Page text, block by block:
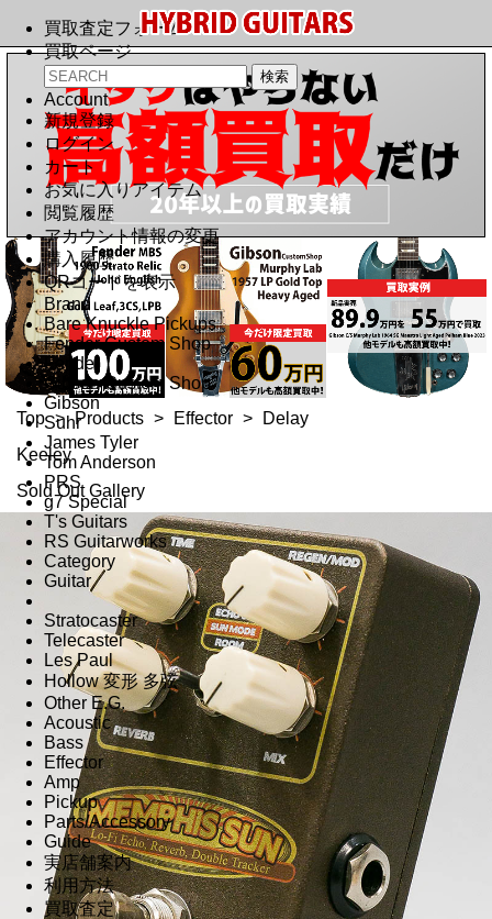
買取査定フォーム
買取ページ
Account
新規登録
ログイン
カート
お気に入りアイテム
閲覧履歴
アカウント情報の変更
購入履歴
QRコードを表示
Brand
Bare Knuckle Pickups
Fender Custom Shop
Fender
Gibson Custom Shop
Gibson
Suhr
James Tyler
Tom Anderson
PRS
g7 Special
T's Guitars
RS Guitarworks
Category
Guitar
Stratocaster
Telecaster
Les Paul
Hollow 変形 多弦
Other E.G.
Acoustic
Bass
Effector
Amp
Pickup
Parts/Accessory
Guide
実店舗案内
利用方法
買取査定
Top > Products > Effector >
Delay
Keeley
Sold Out Gallery